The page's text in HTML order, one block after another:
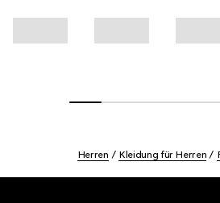
Herren Kleidung für Herren